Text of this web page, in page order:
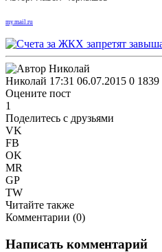
my.mail.ru
Николай 17:31 06.07.2015 0 1839
Оцените пост
1
Поделитесь с друзьями
VK
FB
OK
MR
GP
TW
Читайте также
Комментарии (0)
Написать комментарий